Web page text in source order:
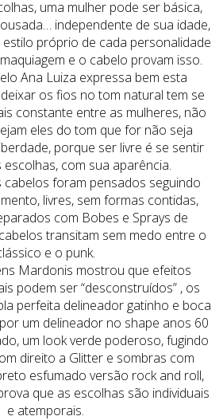
uma mulher pode ser básica,
independente de sua idade,
próprio de cada personalidade
e o cabelo provam isso.
Ana Luiza expressa bem esta
os fios no tom natural tem se
constante entre as mulheres, não
eles do tom que for não seja
porque ser livre é se sentir
escolhas, com sua aparência.
cabelos foram pensados seguindo
livres, sem formas contidas,
com Bobes e Sprays de
transitam sem medo entre o
e o punk.
Mardonis mostrou que efeitos
podem ser “desconstruídos” , os
perfeita delineador gatinho e boca
um delineador no shape anos 60
um look verde poderoso, fugindo
direito a Glitter e sombras com
esfumado versão rock and roll,
que as escolhas são individuais
e atemporais.